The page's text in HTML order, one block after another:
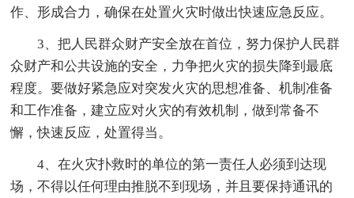
作、形成合力，确保在处置火灾时做出快速应急反应。
3、把人民群众财产安全放在首位，努力保护人民群
众财产和公共设施的安全，力争把火灾的损失降到最底
程度。要做好紧急应对突发火灾的思想准备、机制准备
和工作准备，建立应对火灾的有效机制，做到常备不
懈，快速反应，处置得当。
4、在火灾扑救时的单位的第一责任人必须到达现
场，不得以任何理由推脱不到现场，并且要保持通讯的